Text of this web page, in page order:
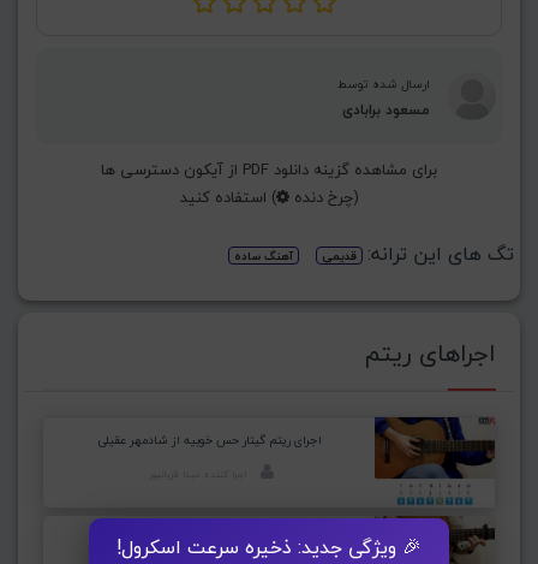
🎉 ویژگی جدید: ذخیره سرعت اسکرول!
ارسال شده توسط
مسعود برابادی
برای مشاهده گزینه دانلود PDF از آیکون دسترسی ها
(چرخ دنده ) استفاده کنید
تگ های این ترانه: قدیمی آهنگ ساده
اجراهای ریتم
اجرای ریتم گیتار حس خوبیه از شادمهر عقیلی
اجرای ریتم گیتار عادت از شادمهر عقیلی